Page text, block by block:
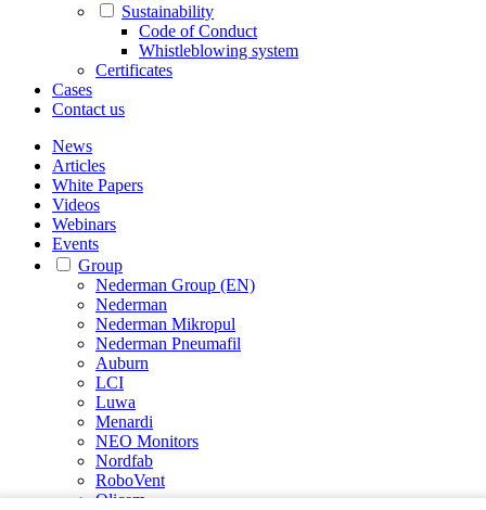
Sustainability
Code of Conduct
Whistleblowing system
Certificates
Cases
Contact us
News
Articles
White Papers
Videos
Webinars
Events
Group
Nederman Group (EN)
Nederman
Nederman Mikropul
Nederman Pneumafil
Auburn
LCI
Luwa
Menardi
NEO Monitors
Nordfab
RoboVent
Olicem